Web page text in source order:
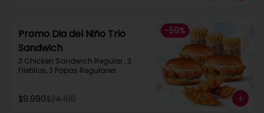
-59%
Promo Dia del Niño Trio
Sandwich​
3 Chicken Sandwich Regular , 3
Filetillos, 3 Papas Regulares
$9.990$24.190